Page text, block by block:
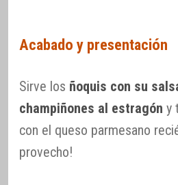
Acabado y presentación
Sirve los ñoquis con su
champiñones al estragón y
con el queso parmesano
provecho!